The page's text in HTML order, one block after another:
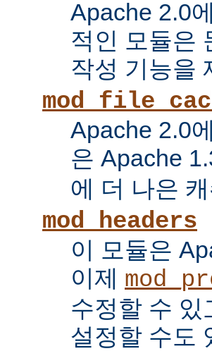
Apache 2.0
적인 모듈은
작성 기능을
Apache 2.0
은 Apache
에 더 나은
mod_headers
이 모듈은
이제
수정할 수 있
설정할 수도